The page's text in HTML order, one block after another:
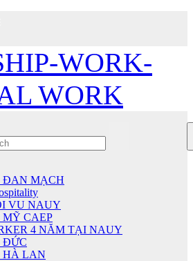
WORK-
WORK
ĐAN MẠCH
VU NAUY
MỸ CAEP
4 NĂM TẠI NAUY
ĐỨC
HÀ LAN